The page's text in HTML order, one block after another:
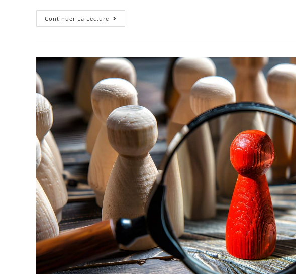
Continuer La Lecture